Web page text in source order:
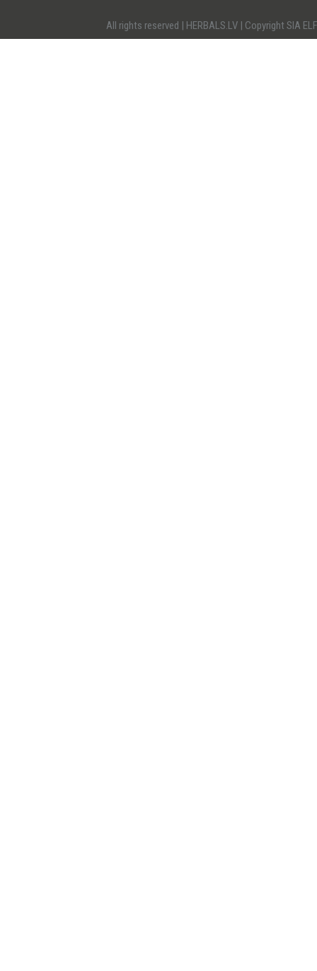
All rights reserved | HERBALS.LV | Copyright SIA